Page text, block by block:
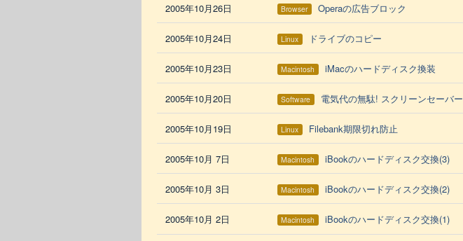
2005年10月26日 Browser Operaの広告ブロック
2005年10月24日 Linux ドライブのコピー
2005年10月23日 Macintosh iMacのハードディスク換装
2005年10月20日 Software 電気代の無駄! スクリーンセーバー
2005年10月19日 Linux Filebank期限切れ防止
2005年10月 7日 Macintosh iBookのハードディスク交換(3)
2005年10月 3日 Macintosh iBookのハードディスク交換(2)
2005年10月 2日 Macintosh iBookのハードディスク交換(1)